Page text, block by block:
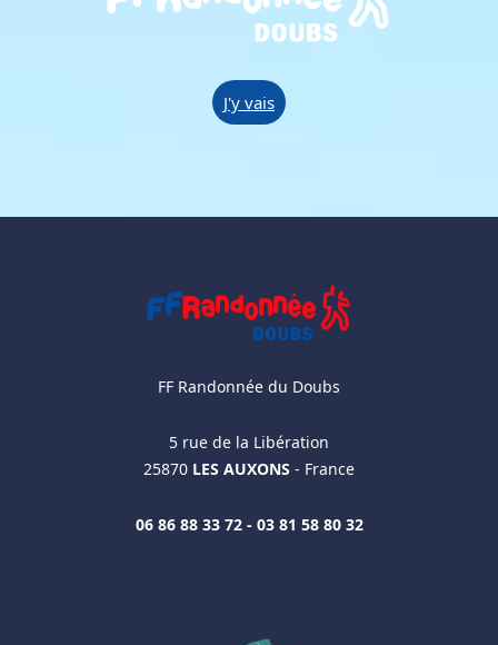
J'y vais
FF Randonnée du Doubs
5 rue de la Libération
25870 LES AUXONS - France
06 86 88 33 72 - 03 81 58 80 32